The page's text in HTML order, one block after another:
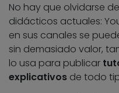
No hay que olvidarse
didácticos actuales:
en sus canales se
sin demasiado valor,
lo usa para publicar
explicativos de todo